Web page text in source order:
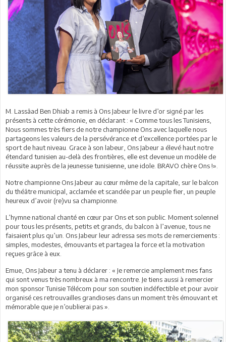
M. Lassâad Ben Dhiab a remis à Ons Jabeur le livre d’or signé par les
présents à cette cérémonie, en déclarant : « Comme tous les Tunisiens,
Nous sommes très fiers de notre championne Ons avec laquelle nous
partageons les valeurs de la persévérance et d’excellence portées par le
sport de haut niveau. Grace à son labeur, Ons Jabeur a élevé haut notre
étendard tunisien au-delà des frontières, elle est devenue un modèle de
réussite auprès de la jeunesse tunisienne, une idole. BRAVO chère Ons !».
Notre championne Ons Jabeur au cœur même de la capitale, sur le balcon
du théâtre municipal, acclamée et scandée par un peuple fier, un peuple
heureux d’avoir (re)vu sa championne.
L’hymne national chanté en cœur par Ons et son public. Moment solennel
pour tous les présents, petits et grands, du balcon à l’avenue, tous ne
faisaient plus qu’un. Ons Jabeur leur adressa ses mots de remerciements :
simples, modestes, émouvants et partagea la force et la motivation
reçues grâce à eux.
Emue, Ons Jabeur a tenu à déclarer : « Je remercie amplement mes fans
qui sont venus très nombreux à ma rencontre. Je tiens aussi à remercier
mon sponsor Tunisie Télécom pour son soutien indéfectible et pour avoir
organisé ces retrouvailles grandioses dans un moment très émouvant et
mémorable que je n’oublierai pas ».